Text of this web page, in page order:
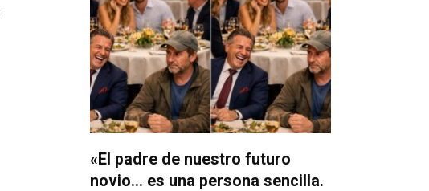
«El padre de nuestro futuro
novio… es una persona sencilla.